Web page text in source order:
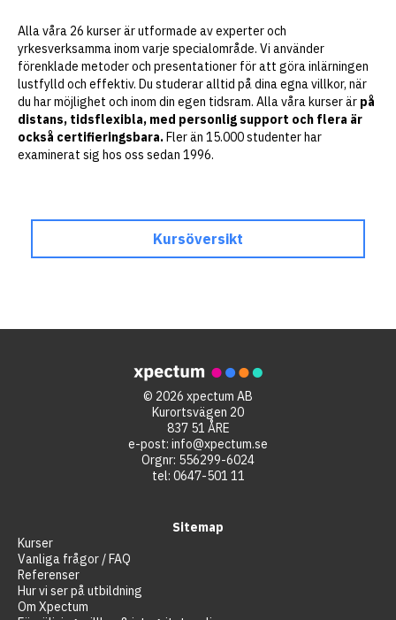
Alla våra 26 kurser är utformade av experter och
yrkesverksamma inom varje specialområde. Vi använder
förenklade metoder och presentationer för att göra inlärningen
lustfylld och effektiv. Du studerar alltid på dina egna villkor, när
du har möjlighet och inom din egen tidsram. Alla våra kurser är på
distans, tidsflexibla, med personlig support och flera är
också certifieringsbara.Fler än 15.000 studenter har
examinerat sig hos oss sedan 1996.
Kursöversikt
© 2026 xpectum AB
Kurortsvägen 20
837 51 ÅRE
e-post: info@xpectum.se
Orgnr: 556299-6024
tel: 0647-501 11
Sitemap
Kurser
Vanliga frågor / FAQ
Referenser
Hur vi ser på utbildning
Om Xpectum